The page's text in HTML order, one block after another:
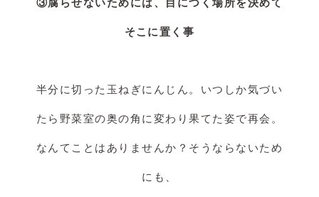
③腐らせないためには、目につく場所を決めて
そこに置く事
半分に切った玉ねぎにんじん。いつしか気づい
たら野菜室の奥の角に変わり果てた姿で再会。
なんてことはありませんか？そうならないため
にも、